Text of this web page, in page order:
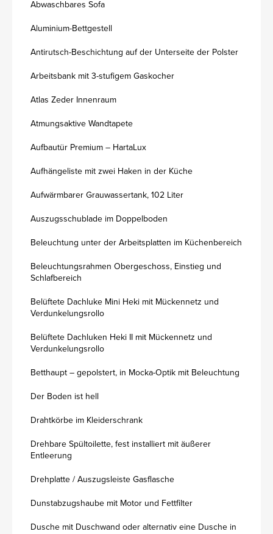
Abwaschbares Sofa
Aluminium-Bettgestell
Antirutsch-Beschichtung auf der Unterseite der Polster
Arbeitsbank mit 3-stufigem Gaskocher
Atlas Zeder Innenraum
Atmungsaktive Wandtapete
Aufbautür Premium – HartaLux
Aufhängeliste mit zwei Haken in der Küche
Aufwärmbarer Grauwassertank, 102 Liter
Auszugsschublade im Doppelboden
Beleuchtung unter der Arbeitsplatten im Küchenbereich
Beleuchtungsrahmen Obergeschoss, Einstieg und
Schlafbereich
Belüftete Dachluke Mini Heki mit Mückennetz und
Verdunkelungsrollo
Belüftete Dachluken Heki II mit Mückennetz und
Verdunkelungsrollo
Betthaupt – gepolstert, in Mocka-Optik mit Beleuchtung
Der Boden ist hell
Drahtkörbe im Kleiderschrank
Drehbare Spültoilette, fest installiert mit äußerer
Entleerung
Drehplatte / Auszugsleiste Gasflasche
Dunstabzugshaube mit Motor und Fettfilter
Dusche mit Duschwand oder alternativ eine Dusche in